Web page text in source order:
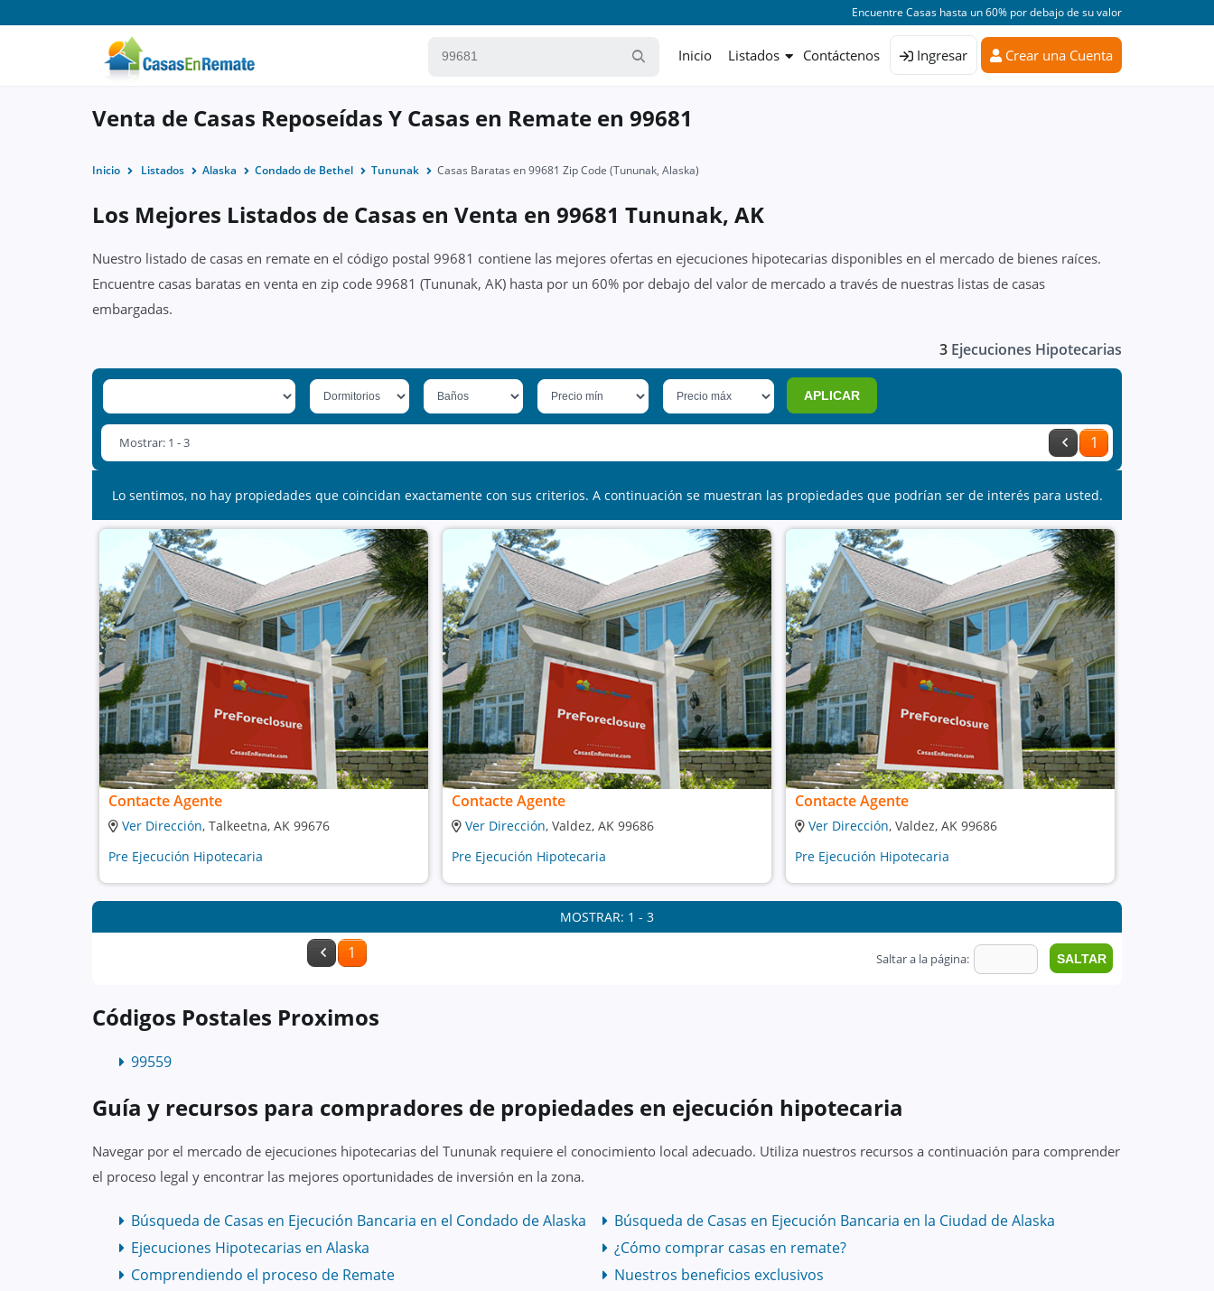
Encuentre Casas hasta un 60% por debajo de su valor
Inicio Listados Contáctenos Ingresar Crear una Cuenta
Venta de Casas Reposeídas Y Casas en Remate en 99681
Inicio Listados Alaska Condado de Bethel Tununak Casas Baratas en 99681 Zip Code (Tununak, Alaska)
Los Mejores Listados de Casas en Venta en 99681 Tununak, AK
Nuestro listado de casas en remate en el código postal 99681 contiene las mejores ofertas en ejecuciones hipotecarias disponibles en el mercado de bienes raíces.
Encuentre casas baratas en venta en zip code 99681 (Tununak, AK) hasta por un 60% por debajo del valor de mercado a través de nuestras listas de casas
embargadas.
3 Ejecuciones Hipotecarias
APLICAR
1
Mostrar: 1 - 3
Lo sentimos, no hay propiedades que coincidan exactamente con sus criterios. A continuación se muestran las propiedades que podrían ser de interés para usted.
Contacte Agente
Ver Dirección, Talkeetna, AK 99676
Pre Ejecución Hipotecaria
Contacte Agente
Ver Dirección, Valdez, AK 99686
Pre Ejecución Hipotecaria
Contacte Agente
Ver Dirección, Valdez, AK 99686
Pre Ejecución Hipotecaria
MOSTRAR: 1 - 3
Saltar a la página:
1
Códigos Postales Proximos
99559
Guía y recursos para compradores de propiedades en ejecución hipotecaria
Navegar por el mercado de ejecuciones hipotecarias del Tununak requiere el conocimiento local adecuado. Utiliza nuestros recursos a continuación para comprender
el proceso legal y encontrar las mejores oportunidades de inversión en la zona.
Búsqueda de Casas en Ejecución Bancaria en el Condado de Alaska
Búsqueda de Casas en Ejecución Bancaria en la Ciudad de Alaska
Ejecuciones Hipotecarias en Alaska
¿Cómo comprar casas en remate?
Comprendiendo el proceso de Remate
Nuestros beneficios exclusivos